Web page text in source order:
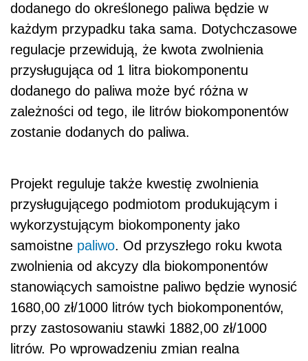
dodanego do określonego paliwa będzie w
każdym przypadku taka sama. Dotychczasowe
regulacje przewidują, że kwota zwolnienia
przysługująca od 1 litra biokomponentu
dodanego do paliwa może być różna w
zależności od tego, ile litrów biokomponentów
zostanie dodanych do paliwa.
Projekt reguluje także kwestię zwolnienia
przysługującego podmiotom produkującym i
wykorzystującym biokomponenty jako
samoistne paliwo. Od przyszłego roku kwota
zwolnienia od akcyzy dla biokomponentów
stanowiących samoistne paliwo będzie wynosić
1680,00 zł/1000 litrów tych biokomponentów,
przy zastosowaniu stawki 1882,00 zł/1000
litrów. Po wprowadzeniu zmian realna